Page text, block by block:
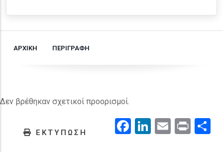
ΑΡΧΙΚΗ ΠΕΡΙΓΡΑΦΗ
Δεν βρέθηκαν σχετικοί προορισμοί.
ΕΚΤΥΠΩΣΗ Facebook
LinkedIn
EmailPrint